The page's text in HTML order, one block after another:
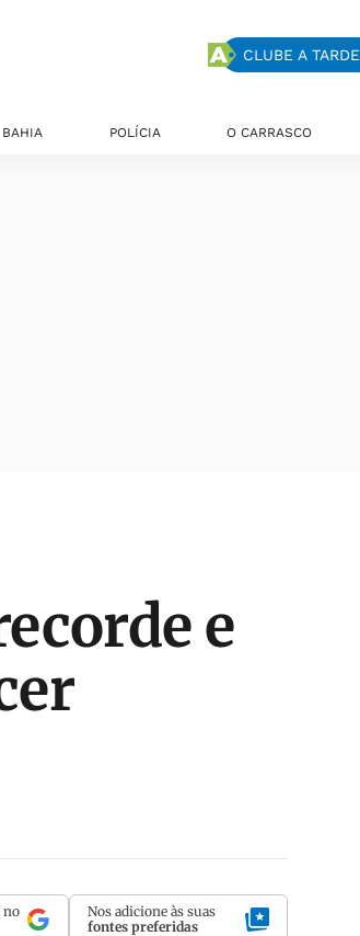
CLUBE A TARDE
BAHIA POLÍCIA O CARRASCO
e
no
Nos adicione às suas
fontes preferidas